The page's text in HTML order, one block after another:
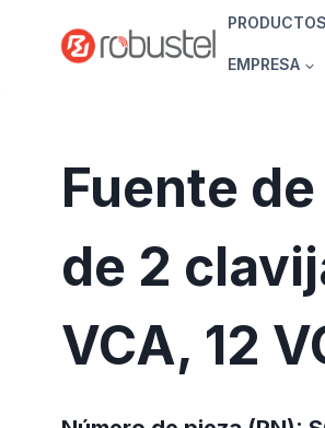
contenido
PRODUCTOS
EMPRESA
Fuente
de 2
VCA, 12